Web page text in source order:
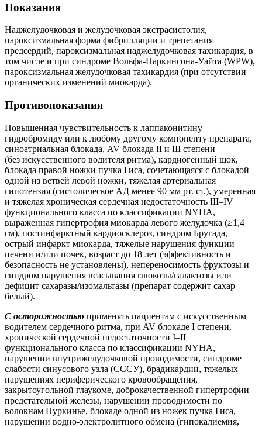
Показания
Наджелудочковая и желудочковая экстрасистолия,
пароксизмальная форма фибрилляции и трепетания
предсердий, пароксизмальная наджелудочковая тахикардия, в
том числе и при синдроме Вольфа-Паркинсона-Уайта (WPW),
пароксизмальная желудочковая тахикардия (при отсутствии
органических изменений миокарда).
Противопоказания
Повышенная чувствительность к лаппаконитину
гидробромиду или к любому другому компоненту препарата,
синоатриальная блокада, AV блокада II и III степени
(без искусственного водителя ритма), кардиогенный шок,
блокада правой ножки пучка Гиса, сочетающаяся с блокадой
одной из ветвей левой ножки, тяжелая артериальная
гипотензия (систолическое АД менее 90 мм рт. ст.), умеренная
и тяжелая хроническая сердечная недостаточность III–IV
функционального класса по классификации NYHA,
выраженная гипертрофия миокарда левого желудочка (≥1,4
см), постинфарктный кардиосклероз, синдром Бругада,
острый инфаркт миокарда, тяжелые нарушения функции
печени и/или почек, возраст до 18 лет (эффективность и
безопасность не установлены), непереносимость фруктозы и
синдром нарушения всасывания глюкозы/галактозы или
дефицит сахаразы/изомальтазы (препарат содержит сахар
белый).
С осторожностью применять пациентам с искусственным
водителем сердечного ритма, при AV блокаде I степени,
хронической сердечной недостаточности I–II
функционального класса по классификации NYHA,
нарушении внутрижелудочковой проводимости, синдроме
слабости синусового узла (СССУ), брадикардии, тяжелых
нарушениях периферического кровообращения,
закрытоугольной глаукоме, доброкачественной гипертрофии
предстательной железы, нарушении проводимости по
волокнам Пуркинье, блокаде одной из ножек пучка Гиса,
нарушении водно-электролитного обмена (гипокалиемия,